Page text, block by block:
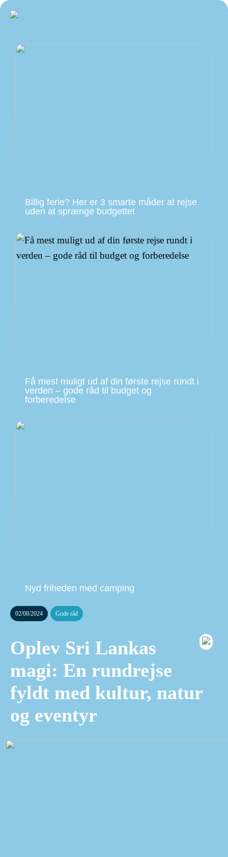
Billig ferie? Her er 3 smarte måder at rejse
uden at sprænge budgettet
Få mest muligt ud af din første rejse rundt i
verden – gode råd til budget og
forberedelse
Nyd friheden med camping
02/08/2024 Gode råd
Oplev Sri Lankas
magi: En rundrejse
fyldt med kultur, natur
og eventyr